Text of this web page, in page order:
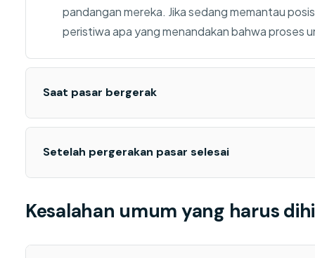
pandangan mereka. Jika sedang memantau
peristiwa apa yang menandakan bahwa proses
Saat pasar bergerak
Setelah pergerakan pasar selesai
Kesalahan umum yang harus